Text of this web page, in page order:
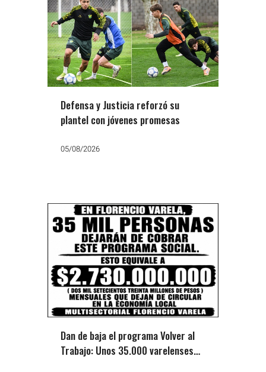
Defensa y Justicia reforzó su
plantel con jóvenes promesas
05/08/2026
Dan de baja el programa Volver al
Trabajo: Unos 35.000 varelenses